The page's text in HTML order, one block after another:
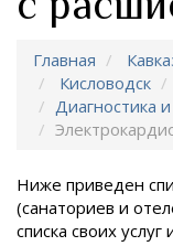
Главная
Кисловодск
Диагностика
Ниже приведен
(санаториев и
списка своих услуг